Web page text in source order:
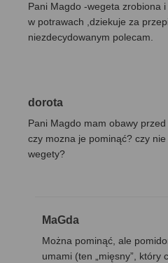
Pani Magdo -wegeta zrobiona
w potrawach ,dziekuje za
niezdecydowanym polecam.
dorota
Pani Magdo mam obawy przed
czy mozna je pominąć? czy
wegety?
MaGda
Można pominąć, ale
umami (ten „mięsny”, który